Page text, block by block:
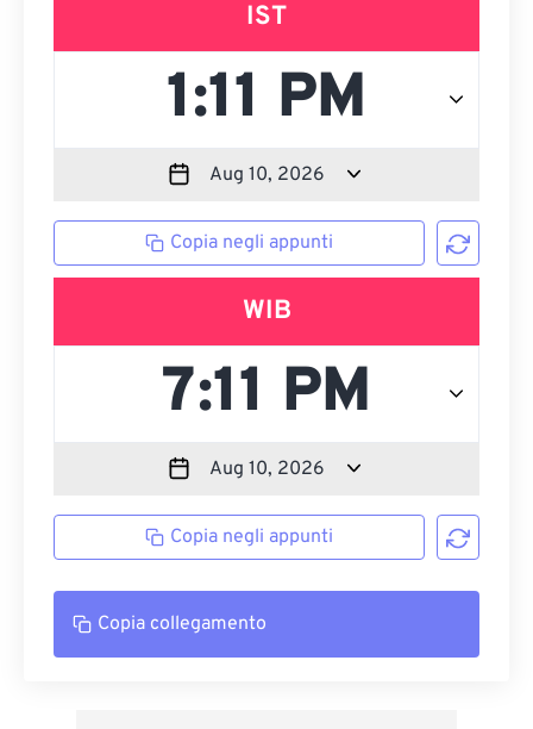
IST
Copia negli appunti
WIB
Copia negli appunti
Copia collegamento